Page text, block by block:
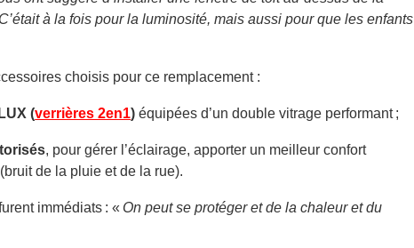
à la fois pour la luminosité, mais aussi pour que les enfants
choisis pour ce remplacement :
(verrières 2en1)équipées d’un double vitrage performant ;
, pour gérer l’éclairage, apporter un meilleur confort
de la pluie et de la rue).
immédiats : « On peut se protéger et de la chaleur et du